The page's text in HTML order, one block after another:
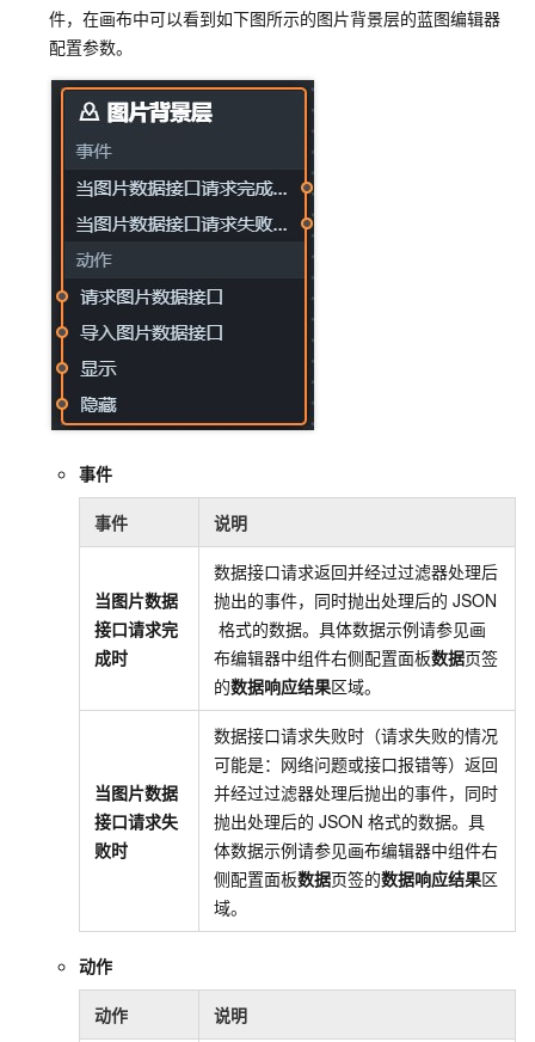
件，在画布中可以看到如下图所示的图片背景层的蓝图编辑器
配置参数。
事件
事件 说明
当图片数据
接口请求完
成时
数据接口请求返回并经过过滤器处理后
抛出的事件，同时抛出处理后的 JSON
格式的数据。具体数据示例请参见画
布编辑器中组件右侧配置面板数据页签
的数据响应结果区域。
当图片数据
接口请求失
败时
数据接口请求失败时（请求失败的情况
可能是：网络问题或接口报错等）返回
并经过过滤器处理后抛出的事件，同时
抛出处理后的 JSON 格式的数据。具
体数据示例请参见画布编辑器中组件右
侧配置面板数据页签的数据响应结果区
域。
动作
动作 说明